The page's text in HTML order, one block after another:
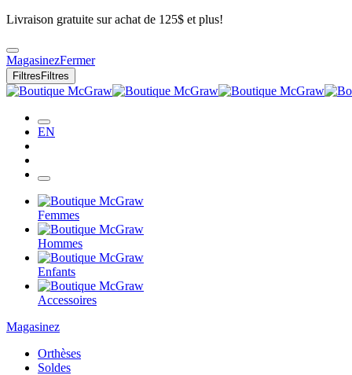
Livraison gratuite sur achat de 125$ et plus!
MagasinezFermer
Filtres Filtres
EN
Femmes
Hommes
Enfants
Accessoires
Magasinez
Orthèses
Soldes